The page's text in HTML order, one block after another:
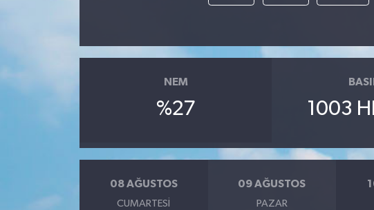
NEM
%27 1003
08 AĞUSTOS
CUMARTESI
09 AĞUSTOS
PAZAR